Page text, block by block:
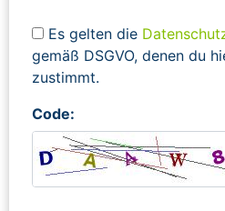
Es gelten die
gemäß DSGVO, denen du
zustimmt.
Code: